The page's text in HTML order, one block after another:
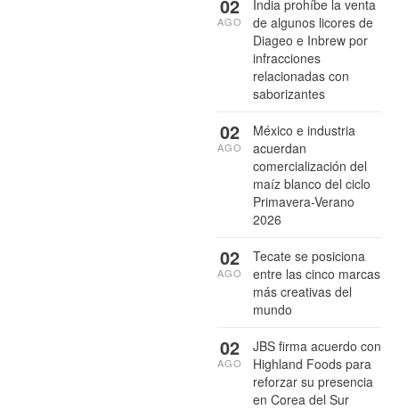
India prohíbe la venta
de algunos licores de
Diageo e Inbrew por
infracciones
relacionadas con
saborizantes
02
AGO
México e industria
acuerdan
comercialización del
maíz blanco del ciclo
Primavera-Verano
2026
02
AGO
Tecate se posiciona
entre las cinco marcas
más creativas del
mundo
02
AGO
JBS firma acuerdo con
Highland Foods para
reforzar su presencia
en Corea del Sur
02
AGO